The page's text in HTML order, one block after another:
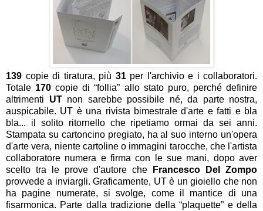
139 copie di tiratura, più 31 per l'archivio e i collaboratori.
Totale 170copie di “follia” allo stato puro, perché definire
altrimenti UT non sarebbe possibile né, da parte nostra,
auspicabile. UT è una rivista bimestrale d'arte e fatti e bla
bla... il solito ritornello che ripetiamo ormai da sei anni.
Stampata su cartoncino pregiato, ha al suo interno un'opera
d'arte vera, niente cartoline o immagini tarocche, che l'artista
collaboratore numera e firma con le sue mani, dopo aver
scelto tra le prove d'autore che
Francesco Del Zompo
provvede a inviargli. Graficamente, UT è un gioiello che non
ha pagine numerate, si svolge, come il mantice di una
fisarmonica. Parte dalla tradizione della “plaquette” e della